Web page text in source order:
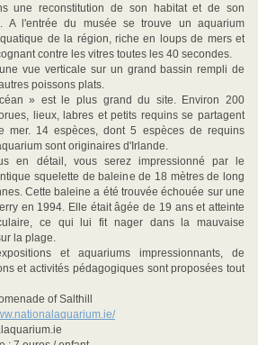
une reconstitution de son habitat et de son
A l'entrée du musée se trouve un aquarium
de la région, riche en loups de mers et
contre les vitres toutes les 40 secondes.
vue verticale sur un grand bassin rempli de
poissons plats.
» est le plus grand du site. Environ 200
lieux, labres et petits requins se partagent
mer. 14 espèces, dont 5 espèces de requins
sont originaires d'Irlande.
en détail, vous serez impressionné par le
squelette de baleine de 18 mètres de long
Cette baleine a été trouvée échouée sur une
en 1994. Elle était âgée de 19 ans et atteinte
ce qui lui fit nager dans la mauvaise
la plage.
et aquariums impressionnants, de
et activités pédagogiques sont proposées tout
of Salthill